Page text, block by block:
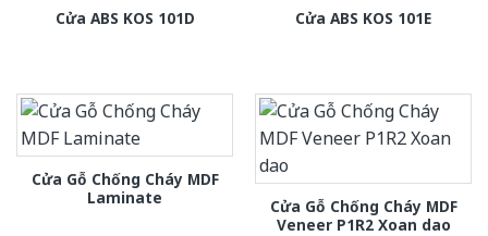
Cửa ABS KOS 101D Cửa ABS KOS 101E
Cửa Gỗ Chống Cháy MDF
Laminate
Cửa Gỗ Chống Cháy MDF
Veneer P1R2 Xoan dao